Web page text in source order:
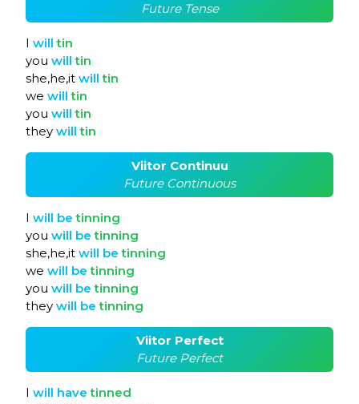
Future Tense
I willtin
you willtin
she,he,it willtin
we willtin
you willtin
they willtin
Viitor Continuu
Future Continuous
I will betinning
you will betinning
she,he,it will betinning
we will betinning
you will betinning
they will betinning
Viitor Perfect
Future Perfect
I will havetinned